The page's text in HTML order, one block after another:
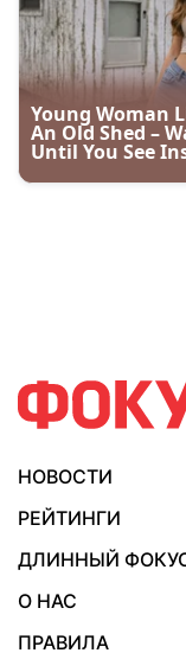
НОВОСТИ
РЕЙТИНГИ
ДЛИННЫЙ
О НАС
ПРАВИЛА